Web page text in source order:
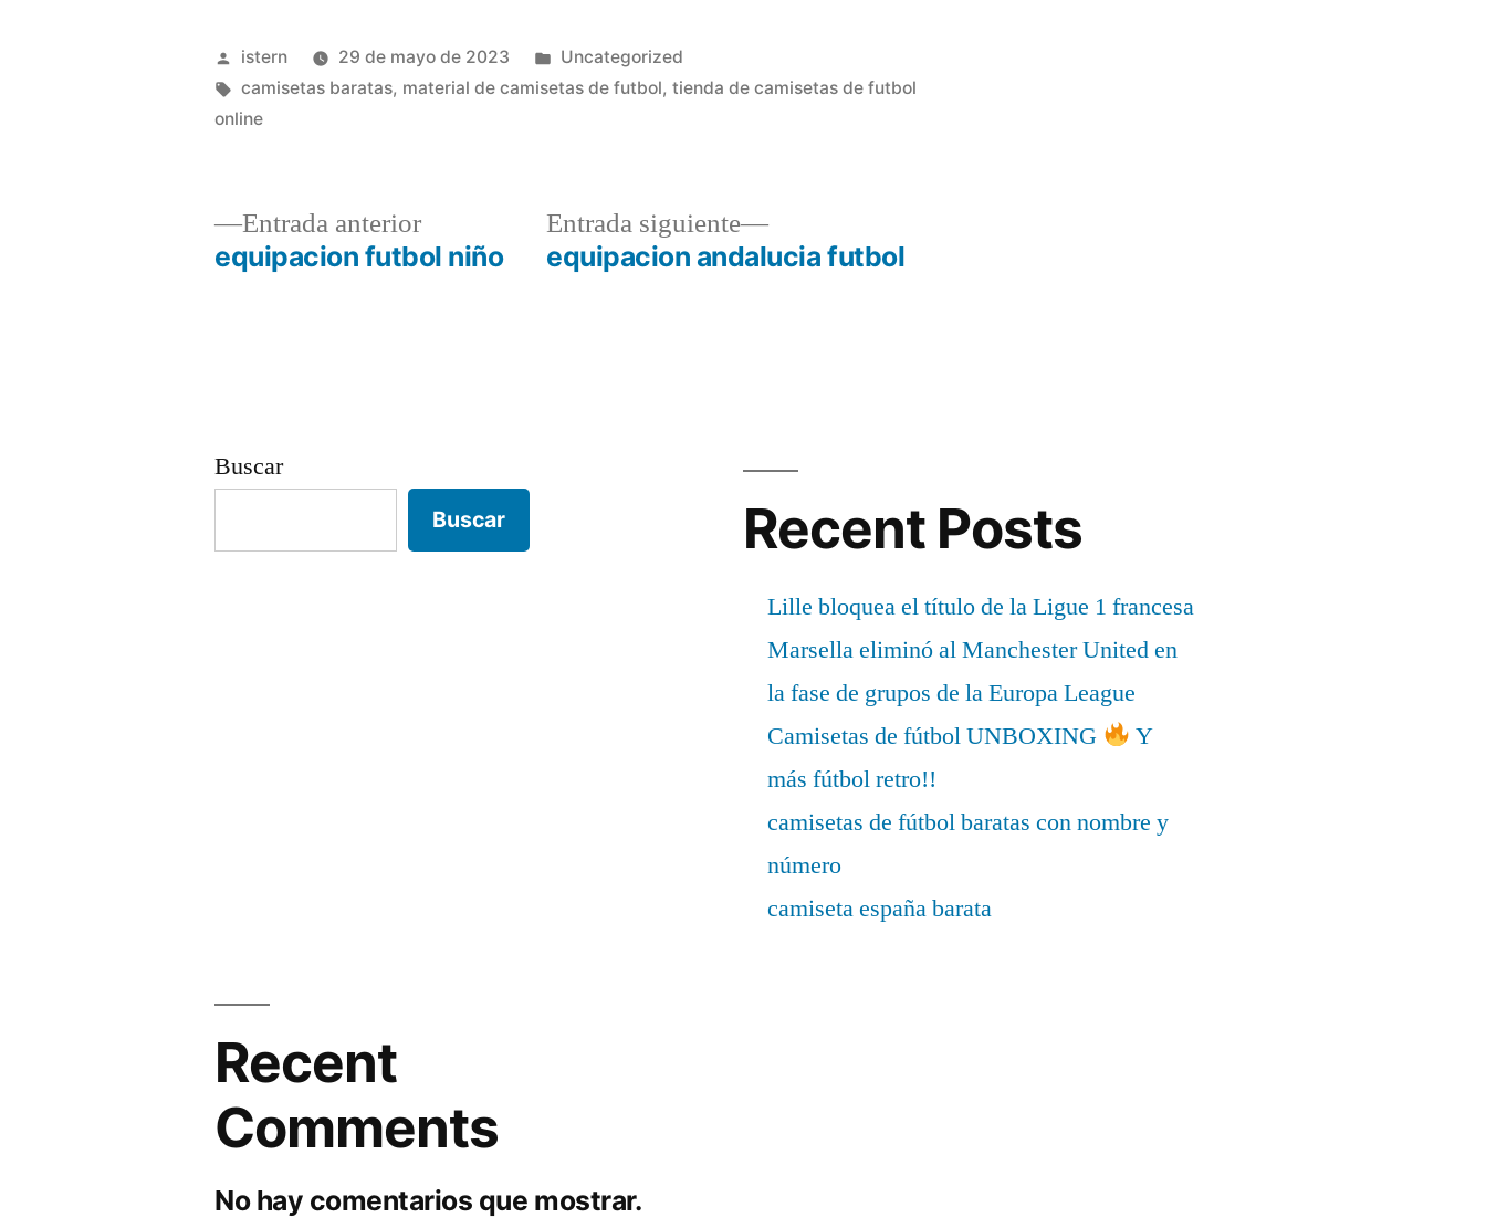
Publicado
por
istern 29 de mayo de 2023
Publicado
en
Uncategorized
Etiquetas:
camisetas baratas, material de camisetas de futbol,tienda de camisetas de futbol
online
Navegación
Entrada anteriorEntrada
anterior:
equipacion futbol niño
Entrada siguiente
Entrada
siguiente:
equipacion andalucia futbol
Buscar
Buscar Recent Posts
Lille bloquea el título de la Ligue 1 francesa
Marsella eliminó al Manchester United en
la fase de grupos de la Europa League
Camisetas de fútbol UNBOXING
Y
más fútbol retro!!
camisetas de fútbol baratas con nombre y
número
camiseta españa barata
Recent
Comments
No hay comentarios que mostrar.